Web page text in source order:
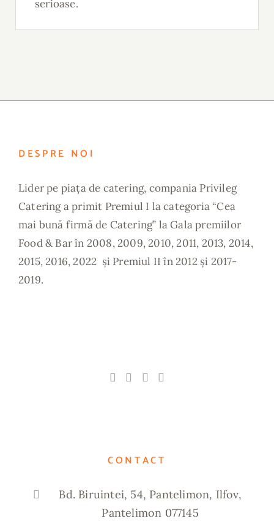
serioase.
DESPRE NOI
Lider pe piața de catering, compania Privileg
Catering a primit Premiul I la categoria “Cea
mai bună firmă de Catering” la Gala premiilor
Food & Bar în 2008, 2009, 2010, 2011, 2013, 2014,
2015, 2016, 2022 și Premiul II în 2012 și 2017-
2019.
CONTACT
Bd. Biruintei, 54, Pantelimon, Ilfov,
Pantelimon 077145